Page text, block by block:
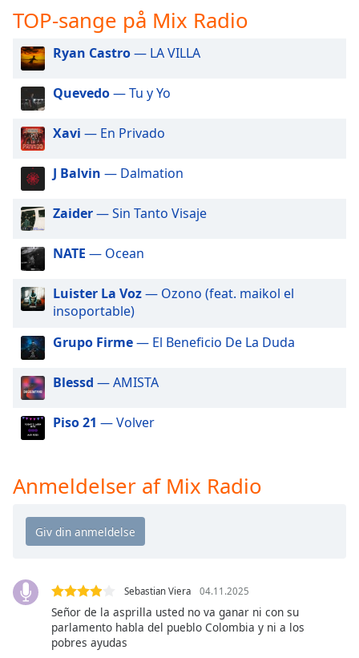
subtitles
selected
Audio
Track
Picture-
in-
Picture
Fullscreen
This
window.
Beginning
window.
Escape
cancel
and
close
Color
Background
TOP-sange på Mix Radio
Ryan Castro— LA VILLA
Quevedo— Tu y Yo
Xavi — En Privado
J Balvin — Dalmation
Zaider— Sin Tanto Visaje
NATE — Ocean
Luister La Voz— Ozono (feat. maikol el
insoportable)
Grupo Firme— El Beneficio De La Duda
Blessd — AMISTA
Piso 21 — Volver
Anmeldelser af Mix Radio
Sebastian Viera 04.11.2025
Señor de la asprilla usted no va ganar ni con su
parlamento habla del pueblo Colombia y ni a los
pobres ayudas